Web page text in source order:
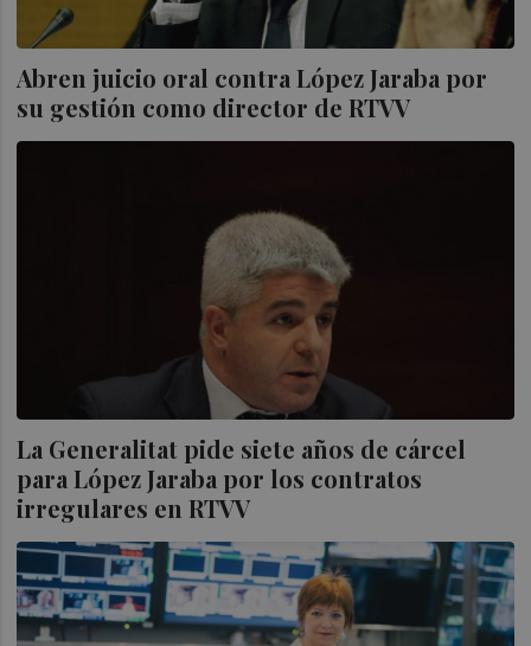
Abren juicio oral contra López Jaraba por
su gestión como director de RTVV
La Generalitat pide siete años de cárcel
para López Jaraba por los contratos
irregulares en RTVV